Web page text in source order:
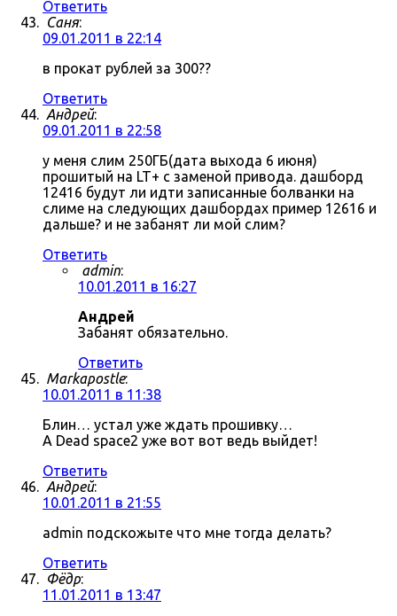
Ответить
Саня:
09.01.2011 в 22:14
в прокат рублей за 300??
Ответить
Андрей:
09.01.2011 в 22:58
у меня слим 250ГБ(дата выхода 6 июня)
прошитый на LT+ с заменой привода. дашборд
12416 будут ли идти записанные болванки на
слиме на следующих дашбордах пример 12616 и
дальше? и не забанят ли мой слим?
Ответить
admin:
10.01.2011 в 16:27
Андрей
Забанят обязательно.
Ответить
Markapostle:
10.01.2011 в 11:38
Блин… устал уже ждать прошивку…
А Dead space2 уже вот вот ведь выйдет!
Ответить
Андрей:
10.01.2011 в 21:55
admin подскожыте что мне тогда делать?
Ответить
Фёдр:
11.01.2011 в 13:47